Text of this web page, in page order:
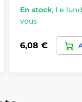
En stock, Le
vous
6,08 €